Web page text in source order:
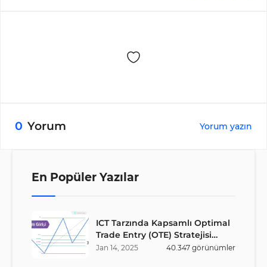
0 Yorum Yorum yazın
En Popüler Yazılar
ICT Tarzında Kapsamlı Optimal
Trade Entry (OTE) Stratejisi
Rehberi
Jan 14, 2025 40.347 görünümler